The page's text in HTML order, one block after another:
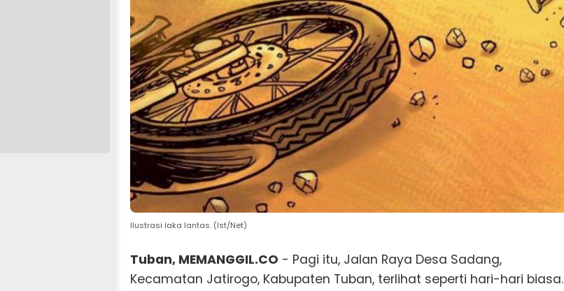
Ilustrasi laka lantas. (Ist/Net)
Tuban, MEMANGGIL.CO - Pagi itu, Jalan Raya Desa Sadang,
Kecamatan Jatirogo, Kabupaten Tuban, terlihat seperti hari-hari biasa.